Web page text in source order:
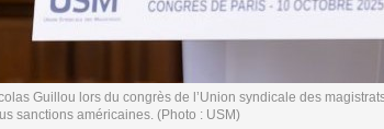
Guillou lors du congrès de l’Union syndicale des
sanctions américaines. (Photo : USM)